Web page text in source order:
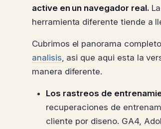
active en un navegador real.La
herramienta diferente tiende a
Cubrimos el panorama
analisis , asi que aqui esta la
manera diferente.
Los rastreos de
recuperaciones de
cliente por diseno. GA4,